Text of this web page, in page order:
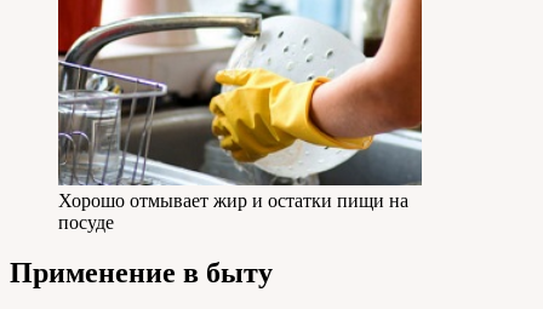
Хорошо отмывает жир и остатки пищи на
посуде
Применение в быту